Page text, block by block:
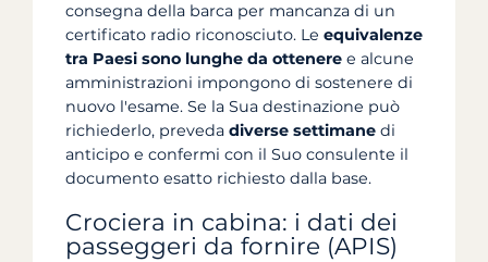
consegna della barca per mancanza di un
certificato radio riconosciuto. Le equivalenze
tra Paesi sono lunghe da ottenere e alcune
amministrazioni impongono di sostenere di
nuovo l'esame. Se la Sua destinazione può
richiederlo, preveda diverse settimane di
anticipo e confermi con il Suo consulente il
documento esatto richiesto dalla base.
Crociera in cabina: i dati dei
passeggeri da fornire (APIS)